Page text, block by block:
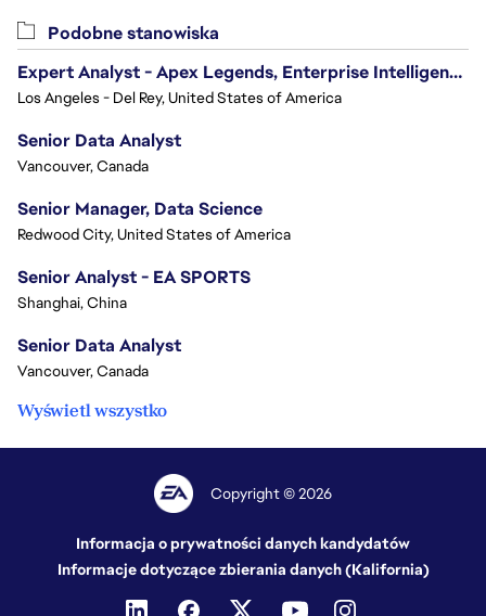
Podobne stanowiska
Expert Analyst - Apex Legends, Enterprise Intelligence (EI)
Los Angeles - Del Rey, United States of America
Senior Data Analyst
Vancouver, Canada
Senior Manager, Data Science
Redwood City, United States of America
Senior Analyst - EA SPORTS
Shanghai, China
Senior Data Analyst
Vancouver, Canada
Wyświetl wszystko
Copyright © 2026
Informacja o prywatności danych kandydatów
Informacje dotyczące zbierania danych (Kalifornia)